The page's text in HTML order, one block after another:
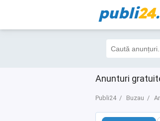
publi24
Anunturi
Publi24 Buzau
Filtre 2